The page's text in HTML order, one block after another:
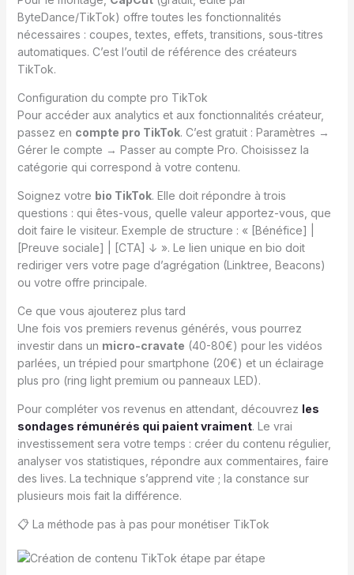
ByteDance/TikTok) offre toutes les fonctionnalités
nécessaires : coupes, textes, effets, transitions, sous-titres
automatiques. C’est l’outil de référence des créateurs
TikTok.
Configuration du compte pro TikTok
Pour accéder aux analytics et aux fonctionnalités créateur,
passez en compte pro TikTok. C’est gratuit : Paramètres →
Gérer le compte → Passer au compte Pro. Choisissez la
catégorie qui correspond à votre contenu.
Soignez votre bio TikTok. Elle doit répondre à trois
questions : qui êtes-vous, quelle valeur apportez-vous, que
doit faire le visiteur. Exemple de structure : « [Bénéfice] |
[Preuve sociale] | [CTA] ↓ ». Le lien unique en bio doit
rediriger vers votre page d’agrégation (Linktree, Beacons)
ou votre offre principale.
Ce que vous ajouterez plus tard
Une fois vos premiers revenus générés, vous pourrez
investir dans un micro-cravate (40-80€) pour les vidéos
parlées, un trépied pour smartphone (20€) et un éclairage
plus pro (ring light premium ou panneaux LED).
Pour compléter vos revenus en attendant, découvrez les
sondages rémunérés qui paient vraiment. Le vrai
investissement sera votre temps : créer du contenu régulier,
analyser vos statistiques, répondre aux commentaires, faire
des lives. La technique s’apprend vite ; la constance sur
plusieurs mois fait la différence.
📋 La méthode pas à pas pour monétiser TikTok